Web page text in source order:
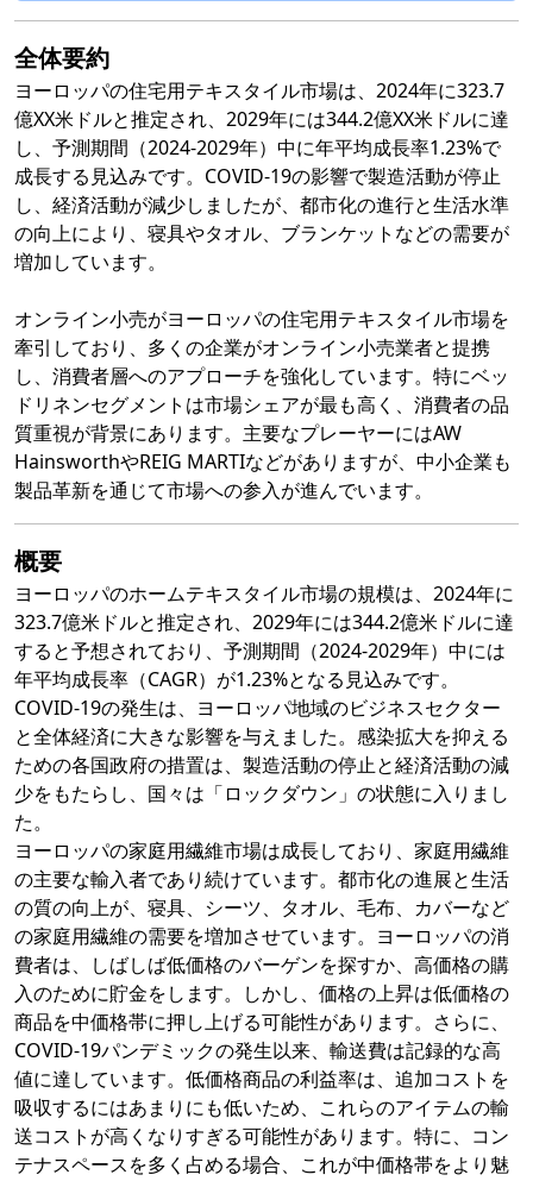
全体要約
ヨーロッパの住宅用テキスタイル市場は、2024年に323.7
億XX米ドルと推定され、2029年には344.2億XX米ドルに達
し、予測期間（2024-2029年）中に年平均成長率1.23%で
成長する見込みです。COVID-19の影響で製造活動が停止
し、経済活動が減少しましたが、都市化の進行と生活水準
の向上により、寝具やタオル、ブランケットなどの需要が
増加しています。
オンライン小売がヨーロッパの住宅用テキスタイル市場を
牽引しており、多くの企業がオンライン小売業者と提携
し、消費者層へのアプローチを強化しています。特にベッ
ドリネンセグメントは市場シェアが最も高く、消費者の品
質重視が背景にあります。主要なプレーヤーにはAW
HainsworthやREIG MARTIなどがありますが、中小企業も
製品革新を通じて市場への参入が進んでいます。
概要
ヨーロッパのホームテキスタイル市場の規模は、2024年に
323.7億米ドルと推定され、2029年には344.2億米ドルに達
すると予想されており、予測期間（2024-2029年）中には
年平均成長率（CAGR）が1.23%となる見込みです。
COVID-19の発生は、ヨーロッパ地域のビジネスセクター
と全体経済に大きな影響を与えました。感染拡大を抑える
ための各国政府の措置は、製造活動の停止と経済活動の減
少をもたらし、国々は「ロックダウン」の状態に入りまし
た。
ヨーロッパの家庭用繊維市場は成長しており、家庭用繊維
の主要な輸入者であり続けています。都市化の進展と生活
の質の向上が、寝具、シーツ、タオル、毛布、カバーなど
の家庭用繊維の需要を増加させています。ヨーロッパの消
費者は、しばしば低価格のバーゲンを探すか、高価格の購
入のために貯金をします。しかし、価格の上昇は低価格の
商品を中価格帯に押し上げる可能性があります。さらに、
COVID-19パンデミックの発生以来、輸送費は記録的な高
値に達しています。低価格商品の利益率は、追加コストを
吸収するにはあまりにも低いため、これらのアイテムの輸
送コストが高くなりすぎる可能性があります。特に、コン
テナスペースを多く占める場合、これが中価格帯をより魅